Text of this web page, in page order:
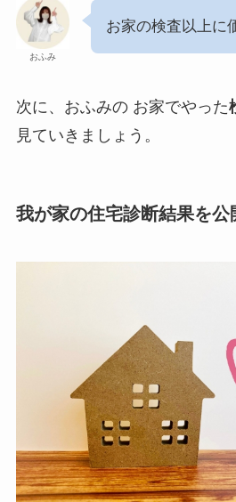
おふみ
お家の検査以上に
次に、おふみの お家でやった
見ていきましょう。
我が家の住宅診断結果を公